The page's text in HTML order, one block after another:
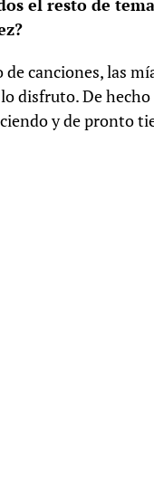
el resto de
canciones, las
disfruto. De hecho
y de pronto